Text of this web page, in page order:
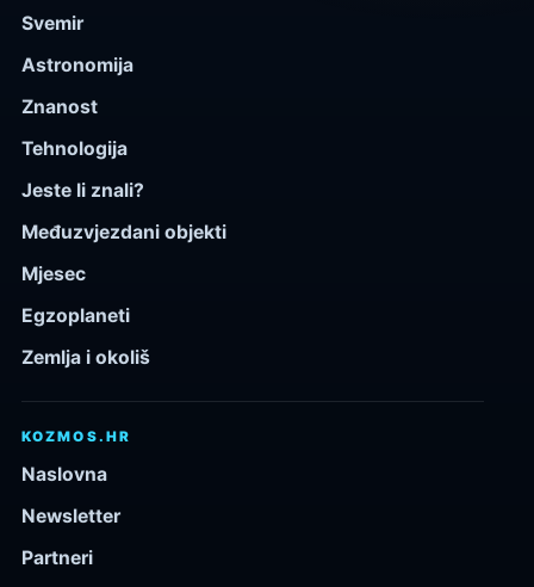
Svemir
Astronomija
Znanost
Tehnologija
Jeste li znali?
Međuzvjezdani objekti
Mjesec
Egzoplaneti
Zemlja i okoliš
KOZMOS.HR
Naslovna
Newsletter
Partneri